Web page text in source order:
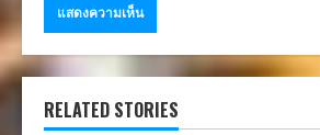
RELATED STORIES